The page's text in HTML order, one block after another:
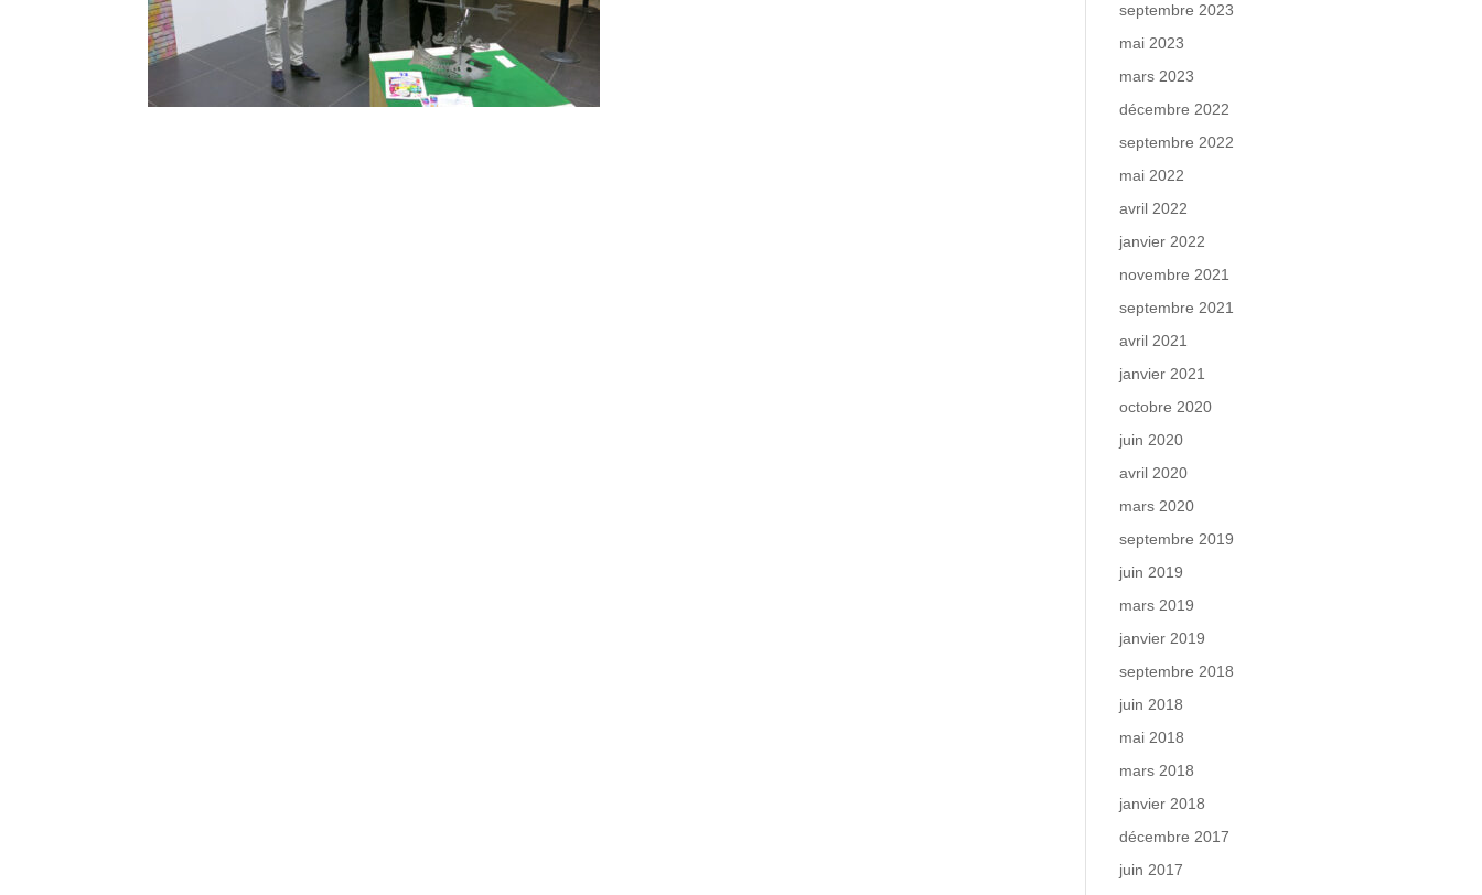
septembre 2023
mai 2023
mars 2023
décembre 2022
septembre 2022
mai 2022
avril 2022
janvier 2022
novembre 2021
septembre 2021
avril 2021
janvier 2021
octobre 2020
juin 2020
avril 2020
mars 2020
septembre 2019
juin 2019
mars 2019
janvier 2019
septembre 2018
juin 2018
mai 2018
mars 2018
janvier 2018
décembre 2017
juin 2017